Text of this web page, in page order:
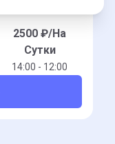
2500 ₽/На
Сутки
14:00 - 12:00